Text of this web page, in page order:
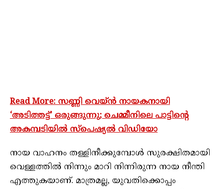
Read More: സണ്ണി വെയ്ന്‍ നായകനായി
‘അടിത്തട്ട്’ ഒരുങ്ങുന്നു; ചെമ്മീനിലെ പാട്ടിന്റെ
അകമ്പടിയില്‍ സ്‌പെഷ്യല്‍ വിഡിയോ
നായ വാഹനം തള്ളിനീക്കുമ്പോൾ സുരക്ഷിതമായി
വെള്ളത്തിൽ നിന്നും മാറി നിന്നിരുന്ന നായ നീന്തി
എത്തുകയാണ്. മാത്രമല്ല, യുവതിക്കൊപ്പം